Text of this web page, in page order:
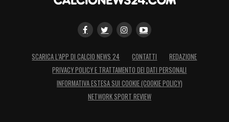
SCARICA L’APP DI CALCIO NEWS 24 CONTATTI
REDAZIONE
PRIVACY POLICY E TRATTAMENTO DEI DATI PERSONALI
INFORMATIVA ESTESA SUI COOKIE (COOKIE POLICY)
NETWORK SPORT REVIEW